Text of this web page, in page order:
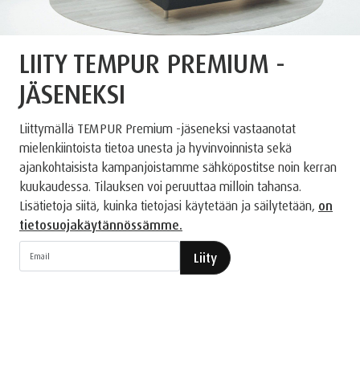
LIITY TEMPUR PREMIUM -
JÄSENEKSI
Liittymällä TEMPUR Premium -jäseneksi vastaanotat
mielenkiintoista tietoa unesta ja hyvinvoinnista sekä
ajankohtaisista kampanjoistamme sähköpostitse noin kerran
kuukaudessa. Tilauksen voi peruuttaa milloin tahansa.
Lisätietoja siitä, kuinka tietojasi käytetään ja säilytetään, on
tietosuojakäytännössämme.
Liity